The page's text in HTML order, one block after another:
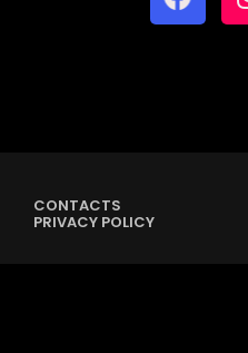
CONTACTS
PRIVACY POLICY